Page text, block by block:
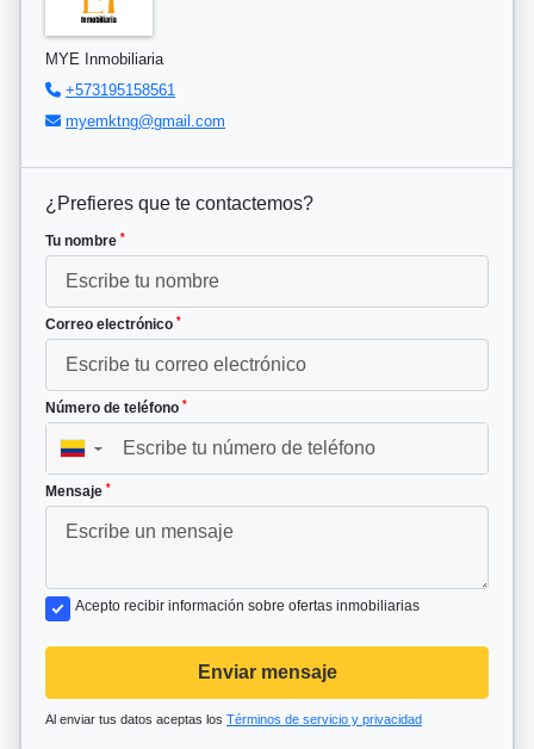
MYE Inmobiliaria
+573195158561
myemktng@gmail.com
¿Prefieres que te contactemos?
Tu nombre *
Correo electrónico *
Número de teléfono *
▼
Mensaje *
Acepto recibir información sobre ofertas inmobiliarias
Enviar mensaje
Al enviar tus datos aceptas los Términos de servicio y privacidad